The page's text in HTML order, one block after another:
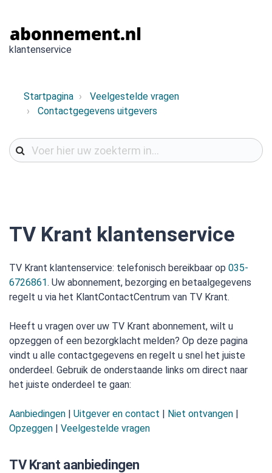
klantenservice
Startpagina
Veelgestelde vragen
Contactgegevens uitgevers
TV Krant klantenservice
TV Krant klantenservice: telefonisch bereikbaar op 035-
6726861. Uw abonnement, bezorging en betaalgegevens
regelt u via het KlantContactCentrum van TV Krant.
Heeft u vragen over uw TV Krant abonnement, wilt u
opzeggen of een bezorgklacht melden? Op deze pagina
vindt u alle contactgegevens en regelt u snel het juiste
onderdeel. Gebruik de onderstaande links om direct naar
het juiste onderdeel te gaan:
Aanbiedingen | Uitgever en contact | Niet ontvangen |
Opzeggen | Veelgestelde vragen
TV Krant aanbiedingen